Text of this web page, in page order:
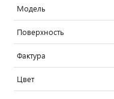
Модель
Поверхность
Фактура
Цвет